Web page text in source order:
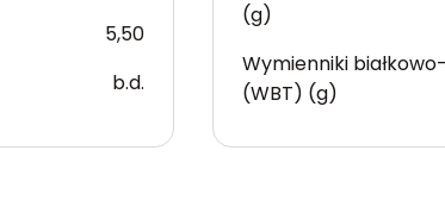
5,50
b.d.
(g)
Wymienniki
(WBT) (g)